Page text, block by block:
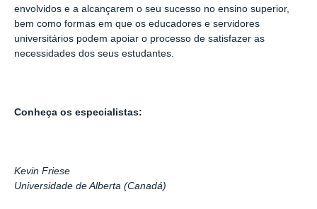
envolvidos e a alcançarem o seu sucesso no ensino superior,
bem como formas em que os educadores e servidores
universitários podem apoiar o processo de satisfazer as
necessidades dos seus estudantes
Conheça os especialistas:
Kevin Friese
Universidade de Alberta (Canadá)